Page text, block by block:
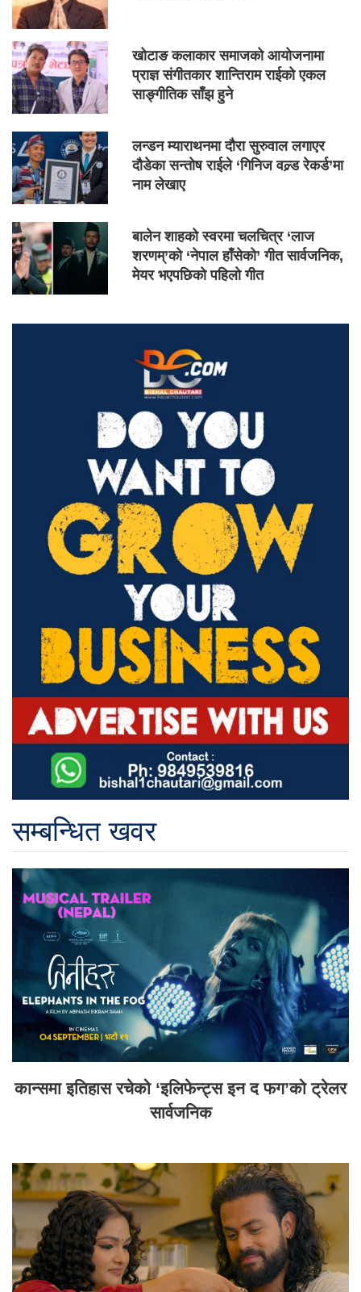
खोटाङ कलाकार समाजको आयोजनामा
प्राज्ञ संगीतकार शान्तिराम राईको एकल
साङ्गीतिक साँझ हुने
लन्डन म्याराथनमा दौरा सुरुवाल लगाएर
दौडेका सन्तोष राईले ‘गिनिज वल्र्ड रेकर्ड’मा
नाम लेखाए
बालेन शाहको स्वरमा चलचित्र ‘लाज
शरणम्’को ‘नेपाल हाँसेको’ गीत सार्वजनिक,
मेयर भएपछिको पहिलो गीत
सम्बन्धित खवर
कान्समा इतिहास रचेको ‘इलिफेन्ट्स इन द फग’को ट्रेलर
सार्वजनिक